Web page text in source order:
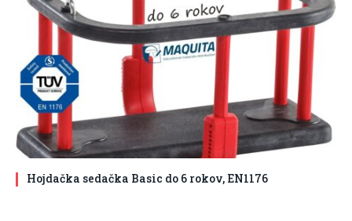
Hojdačka sedačka Basic do 6 rokov, EN1176